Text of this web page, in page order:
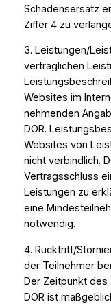
Schadensersatz
Ziffer 4 zu
3. Leistungen/
vertraglichen
Websites im
nehmenden
DOR.
Websites von
nicht verbindlich.
Vertragsschluss
Leistungen zu
eine
notwendig.
4. Rücktritt/
der Teilnehmer
Der Zeitpunkt des
DOR ist